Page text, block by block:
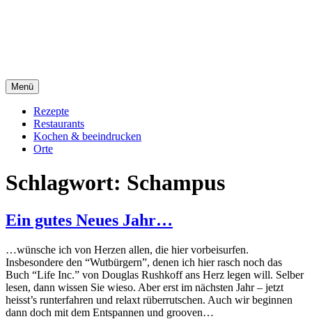
Menü
Rezepte
Restaurants
Kochen & beeindrucken
Orte
Schlagwort: Schampus
Ein gutes Neues Jahr…
…wünsche ich von Herzen allen, die hier vorbeisurfen.
Insbesondere den “Wutbürgern”, denen ich hier rasch noch das
Buch “Life Inc.” von Douglas Rushkoff ans Herz legen will. Selber
lesen, dann wissen Sie wieso. Aber erst im nächsten Jahr – jetzt
heisst’s runterfahren und relaxt rüberrutschen. Auch wir beginnen
dann doch mit dem Entspannen und grooven…